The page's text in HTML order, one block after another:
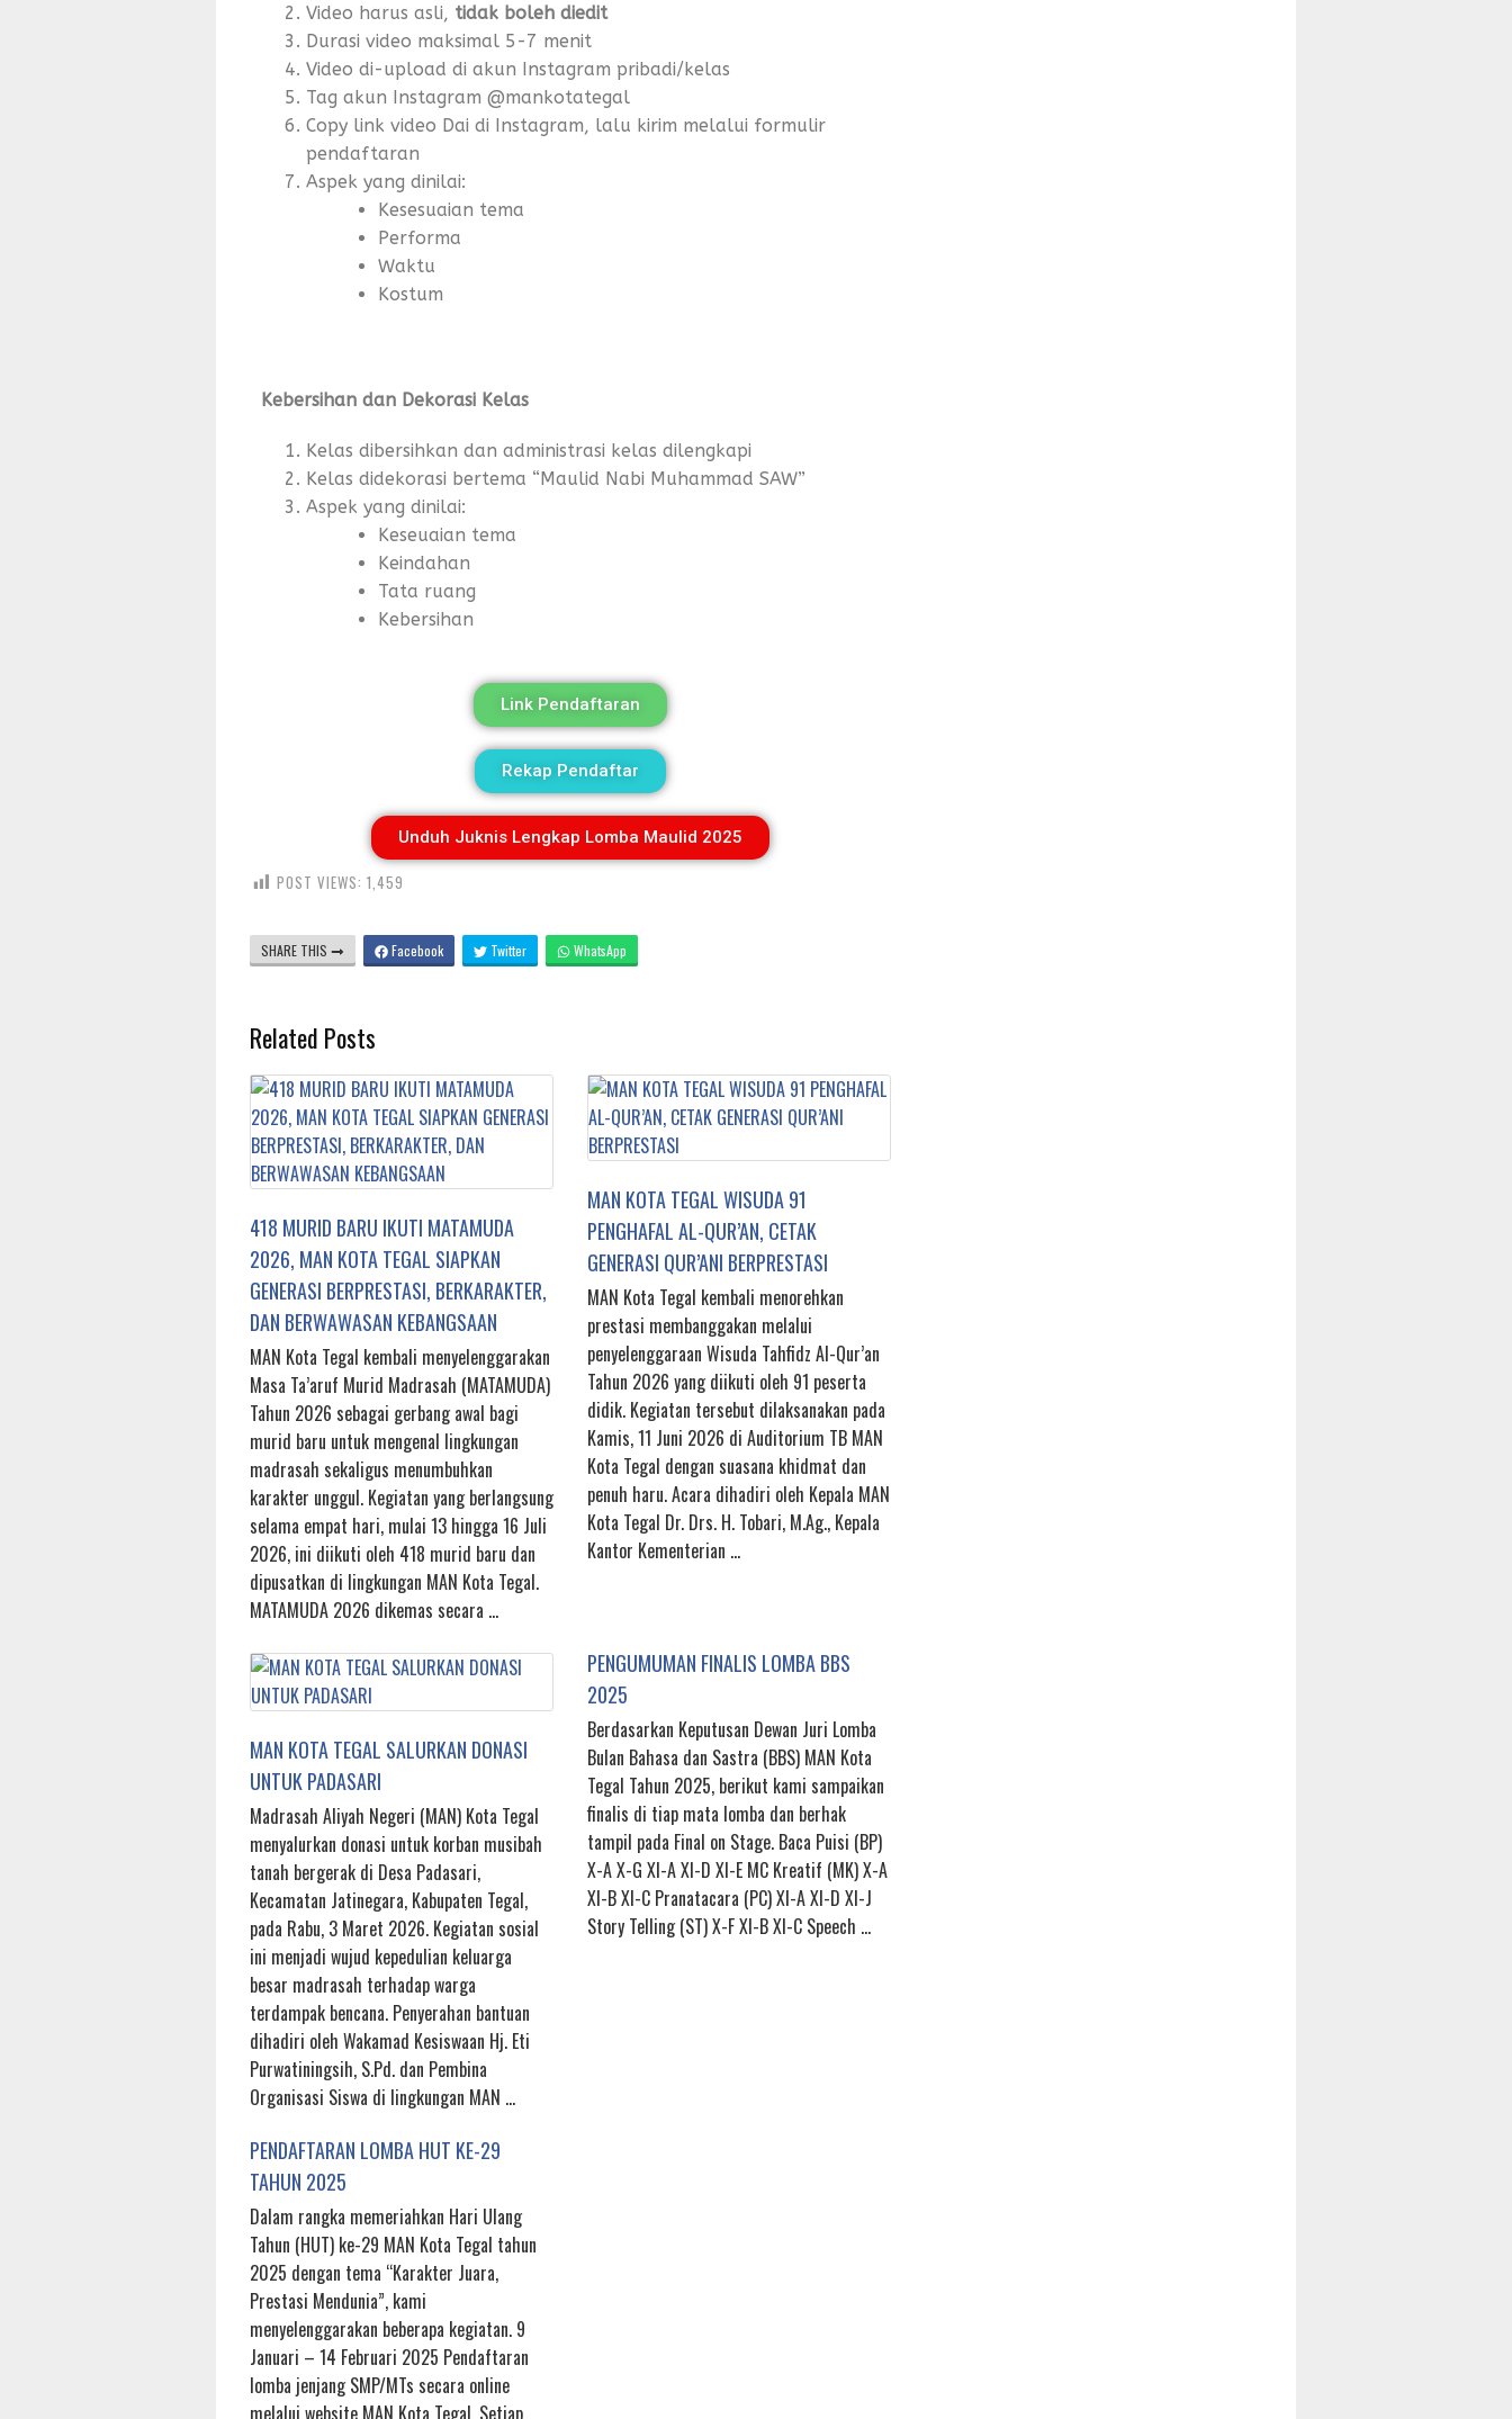
Video harus asli, tidak boleh diedit
Durasi video maksimal 5-7 menit
Video di-upload di akun Instagram pribadi/kelas
Tag akun Instagram @mankotategal
Copy link video Dai di Instagram, lalu kirim melalui formulir
pendaftaran
Aspek yang dinilai:
Kesesuaian tema
Performa
Waktu
Kostum
Kebersihan dan Dekorasi Kelas
Kelas dibersihkan dan administrasi kelas dilengkapi
Kelas didekorasi bertema “Maulid Nabi Muhammad SAW”
Aspek yang dinilai:
Keseuaian tema
Keindahan
Tata ruang
Kebersihan
Link Pendaftaran
Rekap Pendaftar
Unduh Juknis Lengkap Lomba Maulid 2025
POST VIEWS: 1,459
SHARE THIS Facebook Twitter WhatsApp
Related Posts
418 MURID BARU IKUTI MATAMUDA
2026, MAN KOTA TEGAL SIAPKAN
GENERASI BERPRESTASI, BERKARAKTER,
DAN BERWAWASAN KEBANGSAAN
MAN Kota Tegal kembali menyelenggarakan
Masa Ta’aruf Murid Madrasah (MATAMUDA)
Tahun 2026 sebagai gerbang awal bagi
murid baru untuk mengenal lingkungan
madrasah sekaligus menumbuhkan
karakter unggul. Kegiatan yang berlangsung
selama empat hari, mulai 13 hingga 16 Juli
2026, ini diikuti oleh 418 murid baru dan
dipusatkan di lingkungan MAN Kota Tegal.
MATAMUDA 2026 dikemas secara …
MAN KOTA TEGAL WISUDA 91
PENGHAFAL AL-QUR’AN, CETAK
GENERASI QUR’ANI BERPRESTASI
MAN Kota Tegal kembali menorehkan
prestasi membanggakan melalui
penyelenggaraan Wisuda Tahfidz Al-Qur’an
Tahun 2026 yang diikuti oleh 91 peserta
didik. Kegiatan tersebut dilaksanakan pada
Kamis, 11 Juni 2026 di Auditorium TB MAN
Kota Tegal dengan suasana khidmat dan
penuh haru. Acara dihadiri oleh Kepala MAN
Kota Tegal Dr. Drs. H. Tobari, M.Ag., Kepala
Kantor Kementerian …
MAN KOTA TEGAL SALURKAN DONASI
UNTUK PADASARI
Madrasah Aliyah Negeri (MAN) Kota Tegal
menyalurkan donasi untuk korban musibah
tanah bergerak di Desa Padasari,
Kecamatan Jatinegara, Kabupaten Tegal,
pada Rabu, 3 Maret 2026. Kegiatan sosial
ini menjadi wujud kepedulian keluarga
besar madrasah terhadap warga
terdampak bencana. Penyerahan bantuan
dihadiri oleh Wakamad Kesiswaan Hj. Eti
Purwatiningsih, S.Pd. dan Pembina
Organisasi Siswa di lingkungan MAN …
PENGUMUMAN FINALIS LOMBA BBS
2025
Berdasarkan Keputusan Dewan Juri Lomba
Bulan Bahasa dan Sastra (BBS) MAN Kota
Tegal Tahun 2025, berikut kami sampaikan
finalis di tiap mata lomba dan berhak
tampil pada Final on Stage. Baca Puisi (BP)
X-A X-G XI-A XI-D XI-E MC Kreatif (MK) X-A
XI-B XI-C Pranatacara (PC) XI-A XI-D XI-J
Story Telling (ST) X-F XI-B XI-C Speech …
PENDAFTARAN LOMBA HUT KE-29
TAHUN 2025
Dalam rangka memeriahkan Hari Ulang
Tahun (HUT) ke-29 MAN Kota Tegal tahun
2025 dengan tema “Karakter Juara,
Prestasi Mendunia”, kami
menyelenggarakan beberapa kegiatan. 9
Januari – 14 Februari 2025 Pendaftaran
lomba jenjang SMP/MTs secara online